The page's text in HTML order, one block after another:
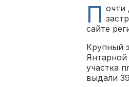
П очти
сайте
Крупный
Янтарной
участка
выдали